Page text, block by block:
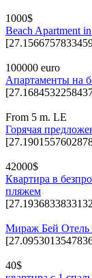
1000$
Beach Apartment
100000 euro
Апартаменты на
From 5 m. LE
Горячая
42000$
Квартира в
пляжем
Мираж Бей Отель
40$